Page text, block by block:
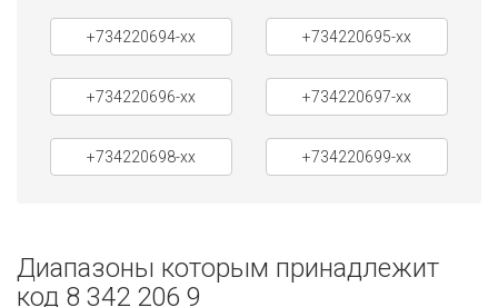
+734220694-xx +734220695-xx
+734220696-xx +734220697-xx
+734220698-xx +734220699-xx
Диапазоны которым принадлежит
код 8 342 206 9